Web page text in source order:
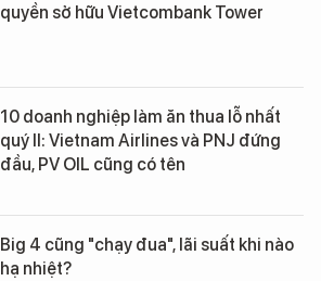
quyền sở hữu Vietcombank Tower
10 doanh nghiệp làm ăn thua lỗ nhất
quý II: Vietnam Airlines và PNJ đứng
đầu, PV OIL cũng có tên
Big 4 cũng "chạy đua", lãi suất khi nào
hạ nhiệt?